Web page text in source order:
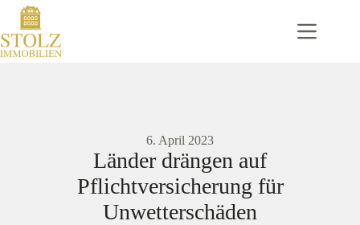
Zum
Inhalt
springen
6. April 2023
Länder drängen auf
Pflichtversicherung für
Unwetterschäden